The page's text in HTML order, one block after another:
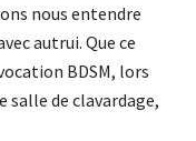
nous entendre
autrui. Que ce
BDSM, lors
salle de clavardage,